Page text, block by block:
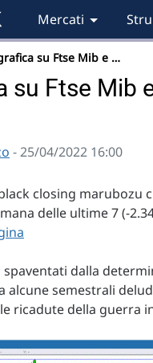
Mercati
su Ftse Mib e …
su Ftse Mib
- 25/04/2022 16:00
closing marubozu
delle ultime 7 (-
dalla
alcune semestrali
ricadute della guerra